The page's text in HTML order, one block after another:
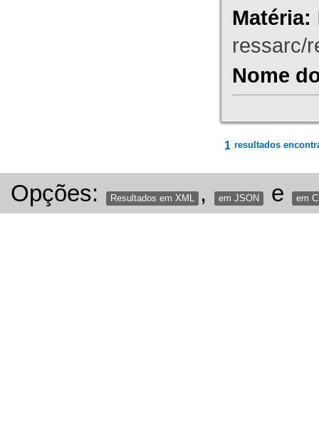
Matéria:
ressarc/
Nome
1 resultados
Opções: Resultados em XML , em JSON e em